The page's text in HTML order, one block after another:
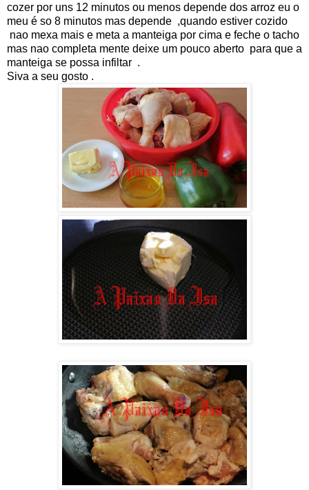
cozer por uns 12 minutos ou menos depende dos arroz eu o
meu é so 8 minutos mas depende ,quando estiver cozido
nao mexa mais e meta a manteiga por cima e feche o tacho
mas nao completa mente deixe um pouco aberto para que a
manteiga se possa infiltar .
Siva a seu gosto .